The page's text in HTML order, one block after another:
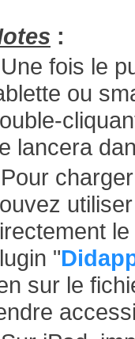
:
fois le
ou
lancera
"
sur le